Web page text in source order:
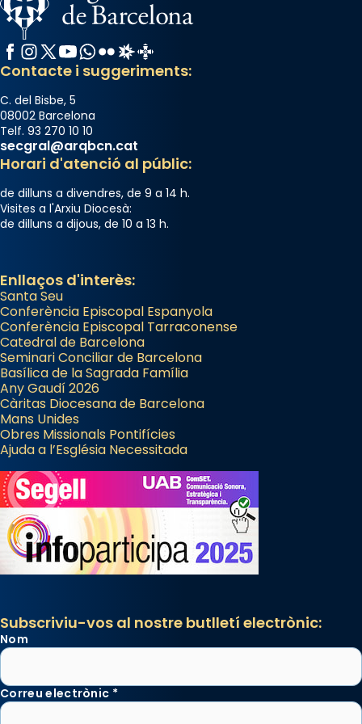
Facebook
Instagram
X / Twitter
YouTube
WhatsApp
FlickrRadio Estel
Catalunya Cristiana
Contacte i suggeriments:
C. del Bisbe, 5
08002 Barcelona
Telf. 93 270 10 10
secgral@arqbcn.cat
Horari d'atenció al públic:
de dilluns a divendres, de 9 a 14 h.
Visites a l'Arxiu Diocesà:
de dilluns a dijous, de 10 a 13 h.
Enllaços d'interès:
Santa Seu
Conferència Episcopal Espanyola
Conferència Episcopal Tarraconense
Catedral de Barcelona
Seminari Conciliar de Barcelona
Basílica de la Sagrada Família
Any Gaudí 2026
Càritas Diocesana de Barcelona
Mans Unides
Obres Missionals Pontifícies
Ajuda a l’Església Necessitada
Subscriviu-vos al nostre butlletí electrònic:
Nom
Correu electrònic *